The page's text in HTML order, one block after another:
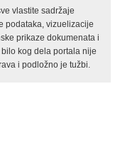
vlastite sadržaje
podataka, vizuelizacije
prikaze dokumenata i
kog dela portala nije
i podložno je tužbi.